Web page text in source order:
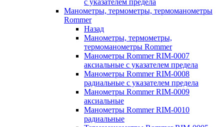
с указателем предела
Манометры, термометры, термоманометры
Rommer
Назад
Манометры, термометры,
термоманометры Rommer
Манометры Rommer RIM-0007
аксиальные с указателем предела
Манометры Rommer RIM-0008
радиальные с указателем предела
Манометры Rommer RIM-0009
аксиальные
Манометры Rommer RIM-0010
радиальные